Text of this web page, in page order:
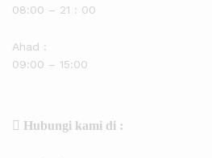
08:00 – 21 : 00
Ahad :
09:00 – 15:00
Hubungi kami di :